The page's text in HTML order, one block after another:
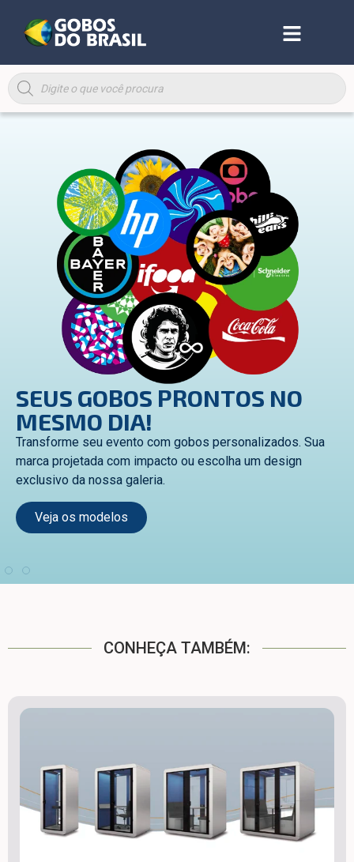
SEUS GOBOS PRONTOS NO
MESMO DIA!
Transforme seu evento com gobos personalizados. Sua
marca projetada com impacto ou escolha um design
exclusivo da nossa galeria.
Veja os modelos
CONHEÇA TAMBÉM: